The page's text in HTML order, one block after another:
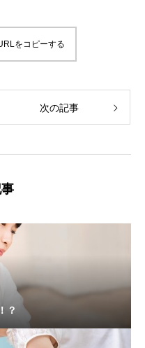
をコピーする
次の記事
？